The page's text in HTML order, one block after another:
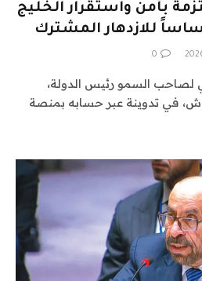
بأمن واستقرار الخليج
للازدهار المشترك
0
لصاحب السمو رئيس الدولة،
في تدوينة عبر حسابه بمنصة